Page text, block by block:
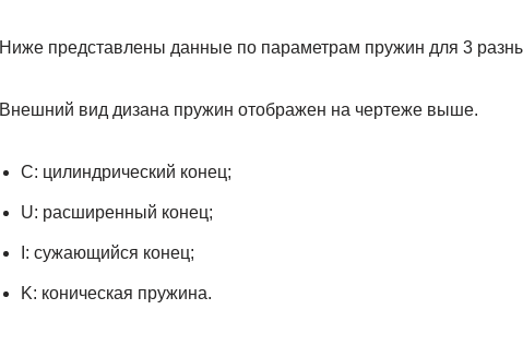
Ниже представлены данные по параметрам пружин для 3
Внешний вид дизана пружин отображен на чертеже выше.
C: цилиндрический конец;
U: расширенный конец;
I: сужающийся конец;
K: коническая пружина.